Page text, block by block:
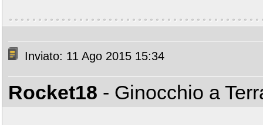
Inviato: 11 Ago 2015 15:34
Rocket18 - Ginocchio a